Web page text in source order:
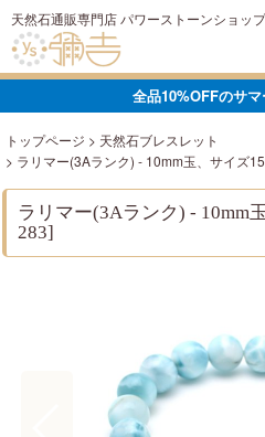
天然石通販専門店 パワーストーンショッ
全品10%OFFのサ
トップページ > 天然石ブレスレット
> ラリマー(3Aランク) - 10mm玉、サイズ
ラリマー(3Aランク) - 10mm
283]